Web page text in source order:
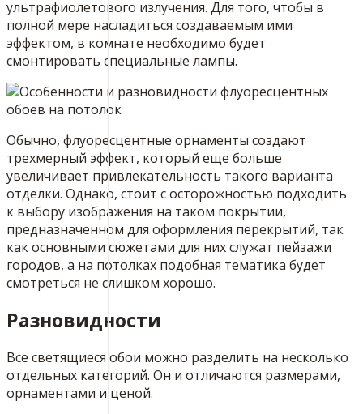
ультрафиолетового излучения. Для того, чтобы в
полной мере насладиться создаваемым ими
эффектом, в комнате необходимо будет
смонтировать специальные лампы.
Обычно, флуоресцентные орнаменты создают
трехмерный эффект, который еще больше
увеличивает привлекательность такого варианта
отделки. Однако, стоит с осторожностью подходить
к выбору изображения на таком покрытии,
предназначенном для оформления перекрытий, так
как основными сюжетами для них служат пейзажи
городов, а на потолках подобная тематика будет
смотреться не слишком хорошо.
Разновидности
Все светящиеся обои можно разделить на несколько
отдельных категорий. Он и отличаются размерами,
орнаментами и ценой.